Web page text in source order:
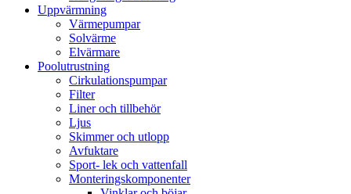
Uppvärmning
Värmepumpar
Solvärme
Elvärmare
Poolutrustning
Cirkulationspumpar
Filter
Liner och tillbehör
Ljus
Skimmer och utlopp
Avfuktare
Sport- lek och vattenfall
Monteringskomponenter